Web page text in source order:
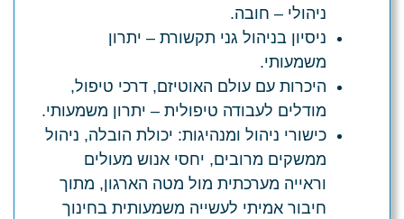
ניהולי – חובה.
ניסיון בניהול גני תקשורת – יתרון
משמעותי.
היכרות עם עולם האוטיזם, דרכי טיפול,
מודלים לעבודה טיפולית – יתרון משמעותי.
כישורי ניהול ומנהיגות: יכולת הובלה, ניהול
ממשקים מרובים, יחסי אנוש מעולים
וראייה מערכתית מול מטה הארגון, מתוך
חיבור אמיתי לעשייה משמעותית בחינוך